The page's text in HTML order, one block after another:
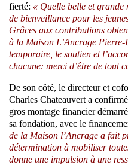
fierté: « Quelle belle et grande
de bienveillance pour les
Grâces aux contributions
à la Maison L’Ancrage Pierre-
temporaire, le soutien et
chacune: merci d’être de tout
De son côté, le directeur et
Charles Chateauvert a
gros montage financier
sa fondation, avec le
de la Maison l’Ancrage a fait
détermination à mobiliser
donne une impulsion à une